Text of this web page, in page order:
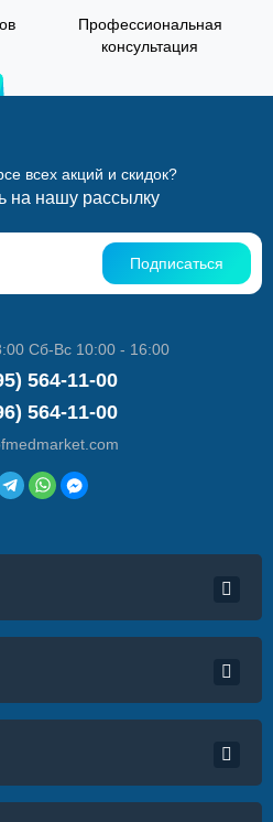
Профессиональная
консультация
всех акций и скидок?
на нашу рассылку
Подписаться
Сб-Вс 10:00 - 16:00
564-11-00
564-11-00